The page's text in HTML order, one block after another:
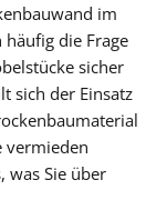
im
die Frage
sicher
sich der Einsatz
vermieden
was Sie über